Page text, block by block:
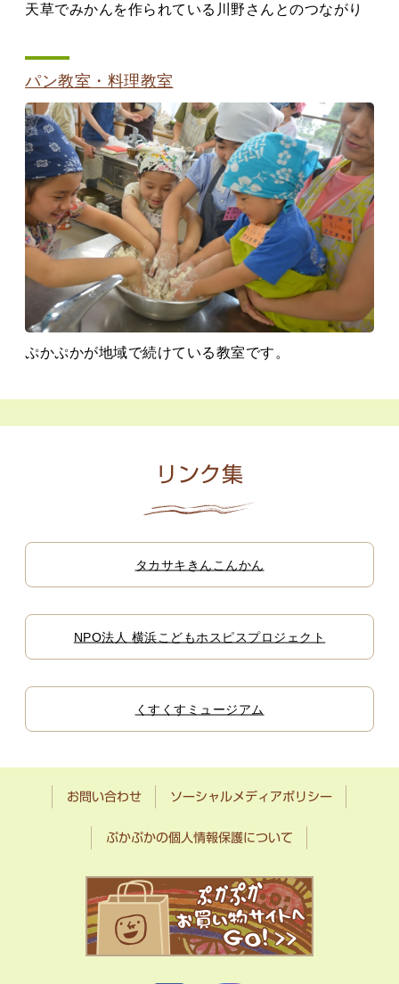
天草でみかんを作られている川野さんとのつながり
パン教室・料理教室
ぷかぷかが地域で続けている教室です。
リンク集
タカサキきんこんかん
NPO法人 横浜こどもホスピスプロジェクト
くすくすミュージアム
お問い合わせ ソーシャルメディアポリシー
ぷかぷかの個人情報保護について